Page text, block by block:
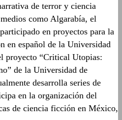
de terror y ciencia
como Algarabía, el
en proyectos para la
en español de la Universidad
proyecto “Critical Utopias:
de la Universidad de
desarrolla series de
en la organización del
de ciencia ficción en México,